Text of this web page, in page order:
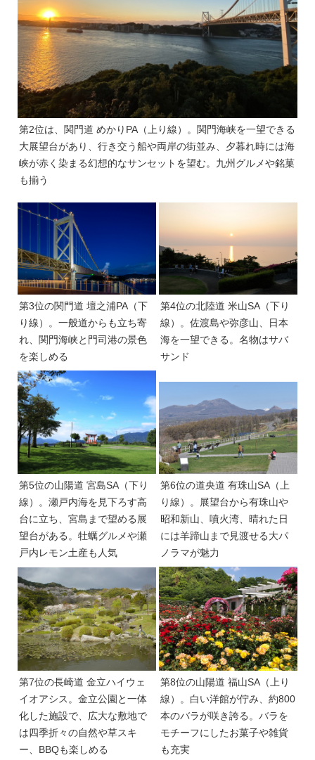
第2位は、関門道 めかりPA（上り線）。関門海峡を一望できる
大展望台があり、行き交う船や両岸の街並み、夕暮れ時には海
峡が赤く染まる幻想的なサンセットを望む。九州グルメや銘菓
も揃う
第3位の関門道 壇之浦PA（下
り線）。一般道からも立ち寄
れ、関門海峡と門司港の景色
を楽しめる
第4位の北陸道 米山SA（下り
線）。佐渡島や弥彦山、日本
海を一望できる。名物はサバ
サンド
第5位の山陽道 宮島SA（下り
線）。瀬戸内海を見下ろす高
台に立ち、宮島まで望める展
望台がある。牡蠣グルメや瀬
戸内レモン土産も人気
第6位の道央道 有珠山SA（上
り線）。展望台から有珠山や
昭和新山、噴火湾、晴れた日
には羊蹄山まで見渡せる大パ
ノラマが魅力
第7位の長崎道 金立ハイウェ
イオアシス。金立公園と一体
化した施設で、広大な敷地で
は四季折々の自然や草スキ
ー、BBQも楽しめる
第8位の山陽道 福山SA（上り
線）。白い洋館が佇み、約800
本のバラが咲き誇る。バラを
モチーフにしたお菓子や雑貨
も充実